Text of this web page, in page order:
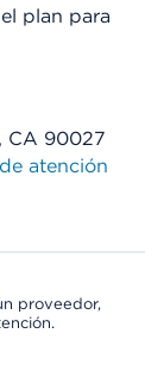
plan para
CA 90027
atención
proveedor,